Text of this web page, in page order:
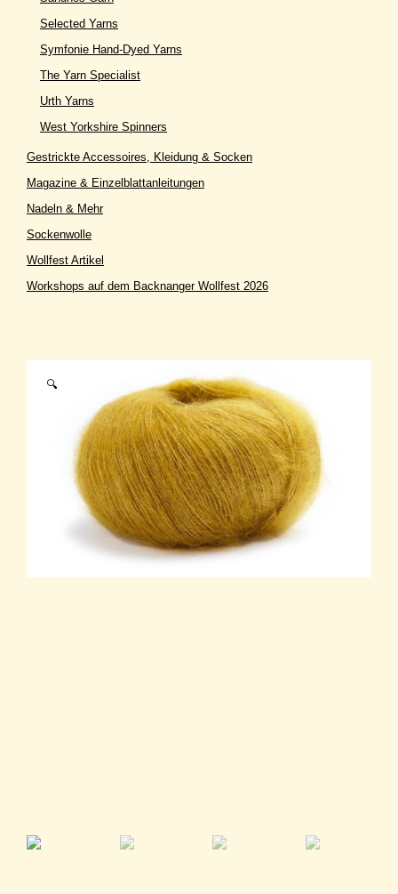
🔍
Selected Yarns
Symfonie Hand-Dyed Yarns
The Yarn Specialist
Urth Yarns
West Yorkshire Spinners
Gestrickte Accessoires, Kleidung & Socken
Magazine & Einzelblattanleitungen
Nadeln & Mehr
Sockenwolle
Wollfest Artikel
Workshops auf dem Backnanger Wollfest 2026